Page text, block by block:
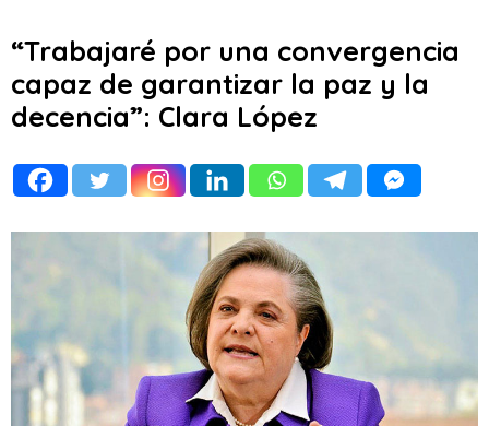
“Trabajaré por una convergencia
capaz de garantizar la paz y la
decencia”: Clara López